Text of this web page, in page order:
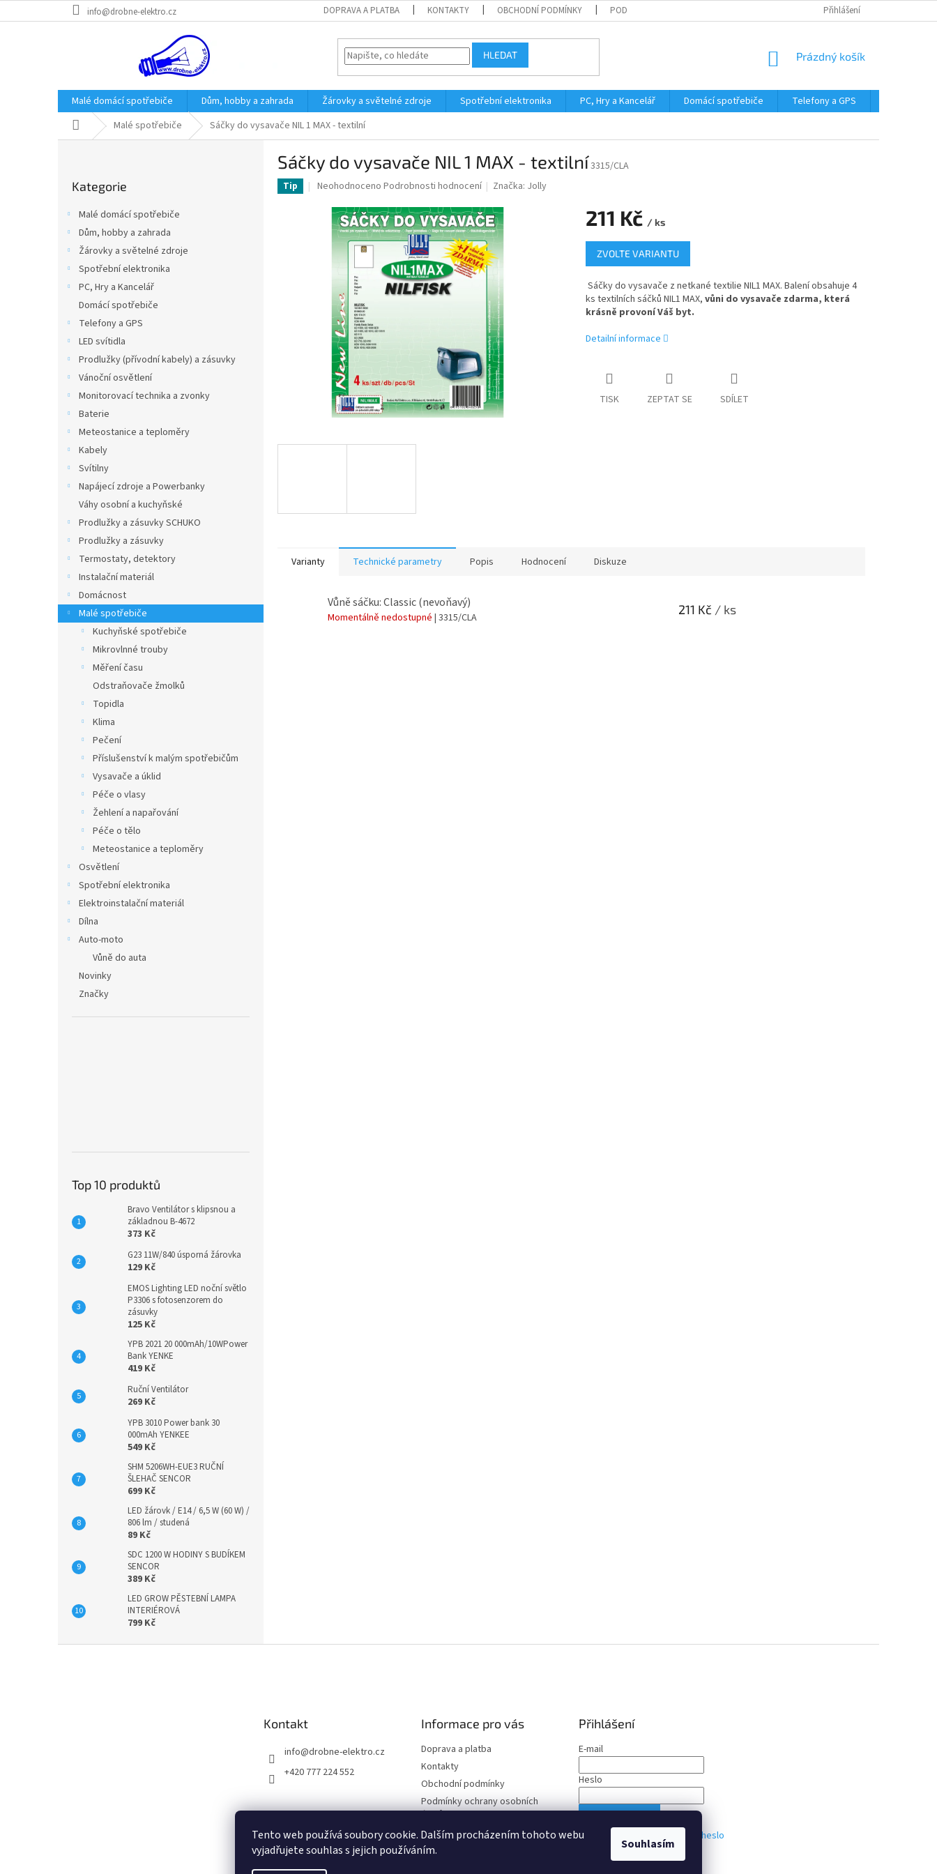
Tento web používá soubory cookie. Dalším procházením tohoto webu
vyjadřujete souhlas s jejich používáním.
Souhlasím
na
info@drobne-elektro.cz DOPRAVA A PLATBA KONTAKTY OBCHODNÍ PODMÍNKY PODMÍNKY OCHRANY OSOBNÍCH ÚDAJŮ Přihlášení
HLEDAT
NÁKUPNÍ
Prázdný košík
Malé domácí spotřebiče Dům, hobby a zahrada Žárovky a světelné zdroje Spotřební elektronika PC, Hry a Kancelář Domácí spotřebiče Telefony a GPS
Domů Malé spotřebiče Sáčky do vysavače NIL 1 MAX - textilní
kategorie
Kategorie
Malé domácí spotřebiče
Dům, hobby a zahrada
Žárovky a světelné zdroje
Spotřební elektronika
PC, Hry a Kancelář
Domácí spotřebiče
Telefony a GPS
LED svítidla
Prodlužky (přívodní kabely) a zásuvky
Vánoční osvětlení
Monitorovací technika a zvonky
Baterie
Meteostanice a teploměry
Kabely
Svítilny
Napájecí zdroje a Powerbanky
Váhy osobní a kuchyňské
Prodlužky a zásuvky SCHUKO
Prodlužky a zásuvky
Termostaty, detektory
Instalační materiál
Domácnost
Malé spotřebiče
Kuchyňské spotřebiče
Mikrovlnné trouby
Měření času
Odstraňovače žmolků
Topidla
Klima
Pečení
Příslušenství k malým spotřebičům
Vysavače a úklid
Péče o vlasy
Žehlení a napařování
Péče o tělo
Meteostanice a teploměry
Osvětlení
Spotřební elektronika
Elektroinstalační materiál
Dílna
Auto-moto
Vůně do auta
Novinky
Značky
Top 10 produktů
Bravo Ventilátor s klipsnou a
základnou B-4672
373 Kč
G23 11W/840 úsporná žárovka
129 Kč
EMOS Lighting LED noční světlo
P3306 s fotosenzorem do
zásuvky
125 Kč
YPB 2021 20 000mAh/10WPower
Bank YENKE
419 Kč
Ruční Ventilátor
269 Kč
YPB 3010 Power bank 30
000mAh YENKEE
549 Kč
SHM 5206WH-EUE3 RUČNÍ
ŠLEHAČ SENCOR
699 Kč
LED žárovk / E14 / 6,5 W (60 W) /
806 lm / studená
89 Kč
SDC 1200 W HODINY S BUDÍKEM
SENCOR
389 Kč
LED GROW PĚSTEBNÍ LAMPA
INTERIÉROVÁ
799 Kč
Sáčky do vysavače NIL 1 MAX - textilní3315/CLA
Tip
Průměrné
produktu
hvězdiček.
Neohodnoceno Podrobnosti hodnocení Značka: Jolly
211 Kč / ks
Měrná
cena:
ZVOLTE VARIANTU
Sáčky do vysavače z netkané textilie NIL1 MAX. Balení obsahuje 4
ks textilních sáčků NIL1 MAX, vůni do vysavače zdarma, která
krásně provoní Váš byt.
Detailní informace
TISK ZEPTAT SE SDÍLET
Varianty Technické parametry Popis Hodnocení Diskuze
Vůně sáčku: Classic (nevoňavý)
Momentálně nedostupné | 3315/CLA
211 Kč / ks
Kontakt
info@drobne-elektro.cz
+420 777 224 552
Informace pro vás
Doprava a platba
Kontakty
Obchodní podmínky
Podmínky ochrany osobních
údajů
Přihlášení
E-mail
Heslo
Nová registrace Zapomenuté heslo